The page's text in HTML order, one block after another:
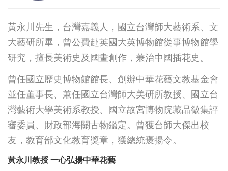
黃永川先生，台灣嘉義人，國立台灣師大藝術系、文
大藝研所畢，曾公費赴英國大英博物館從事博物館學
研究，擅長美術史及國畫創作，兼治中國插花史。
曾任國立歷史博物館館長、創辦中華花藝文教基金會
並任董事長、兼任國立台灣師大美研所教授、國立台
灣藝術大學美術系教授、國立故宮博物院藏品徵集評
審委員、財政部海關古物鑑定。曾獲台師大傑出校
友，教育部文化教育獎章，獲總統褒揚令。
黃永川教授 一心弘揚中華花藝